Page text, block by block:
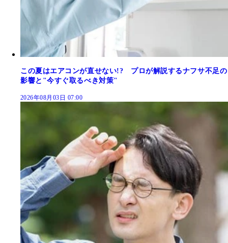
この夏はエアコンが直せない!? プロが解説するナフサ不足の
影響と"今すぐ取るべき対策"
2026年08月03日 07:00